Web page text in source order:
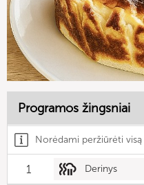
Programos žingsniai
Norėdami peržiūrėti
1 Derinys